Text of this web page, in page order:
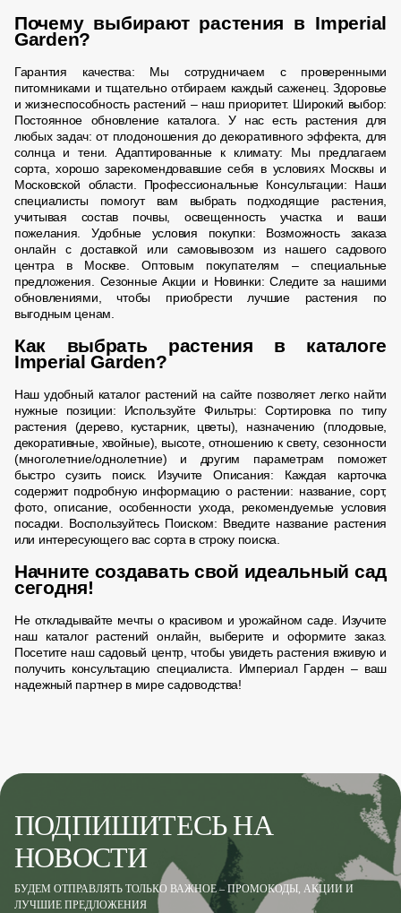
Почему выбирают растения в Imperial
Garden?
Гарантия качества: Мы сотрудничаем с проверенными
питомниками и тщательно отбираем каждый саженец. Здоровье
и жизнеспособность растений – наш приоритет. Широкий выбор:
Постоянное обновление каталога. У нас есть растения для
любых задач: от плодоношения до декоративного эффекта, для
солнца и тени. Адаптированные к климату: Мы предлагаем
сорта, хорошо зарекомендовавшие себя в условиях Москвы и
Московской области. Профессиональные Консультации: Наши
специалисты помогут вам выбрать подходящие растения,
учитывая состав почвы, освещенность участка и ваши
пожелания. Удобные условия покупки: Возможность заказа
онлайн с доставкой или самовывозом из нашего садового
центра в Москве. Оптовым покупателям – специальные
предложения. Сезонные Акции и Новинки: Следите за нашими
обновлениями, чтобы приобрести лучшие растения по
выгодным ценам.
Как выбрать растения в каталоге
Imperial Garden?
Наш удобный каталог растений на сайте позволяет легко найти
нужные позиции: Используйте Фильтры: Сортировка по типу
растения (дерево, кустарник, цветы), назначению (плодовые,
декоративные, хвойные), высоте, отношению к свету, сезонности
(многолетние/однолетние) и другим параметрам поможет
быстро сузить поиск. Изучите Описания: Каждая карточка
содержит подробную информацию о растении: название, сорт,
фото, описание, особенности ухода, рекомендуемые условия
посадки. Воспользуйтесь Поиском: Введите название растения
или интересующего вас сорта в строку поиска.
Начните создавать свой идеальный сад
сегодня!
Не откладывайте мечты о красивом и урожайном саде. Изучите
наш каталог растений онлайн, выберите и оформите заказ.
Посетите наш садовый центр, чтобы увидеть растения вживую и
получить консультацию специалиста. Империал Гарден – ваш
надежный партнер в мире садоводства!
ПОДПИШИТЕСЬ НА
НОВОСТИ
БУДЕМ ОТПРАВЛЯТЬ ТОЛЬКО ВАЖНОЕ – ПРОМОКОДЫ, АКЦИИ И
ЛУЧШИЕ ПРЕДЛОЖЕНИЯ